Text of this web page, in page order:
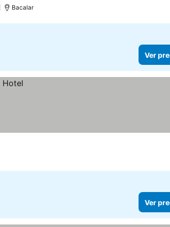
Bacalar
Ver
Ver